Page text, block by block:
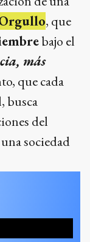
, que
bajo el
más
que cada
busca
del
sociedad